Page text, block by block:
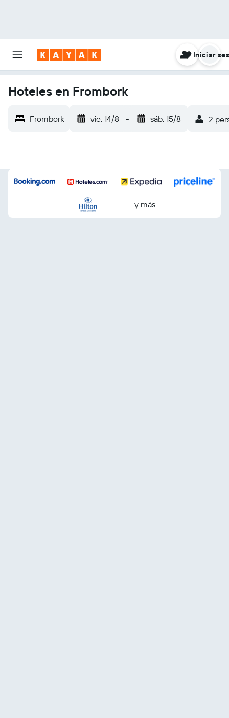
Iniciar
Hoteles en Frombork
Frombork vie. 14/8 - sáb. 15/8 2
… y más